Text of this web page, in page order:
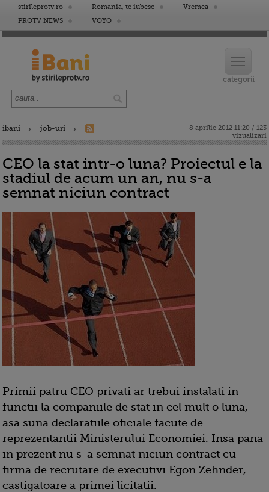
stirileprotv.ro Romania, te iubesc
Vremea
PROTV NEWS
VOYO
ibani job-uri
8 aprilie 2012 11:20 / 123
vizualizari
CEO la stat intr-o luna? Proiectul e la
stadiul de acum un an, nu s-a
semnat niciun contract
Primii patru CEO privati ar trebui instalati in
functii la companiile de stat in cel mult o luna,
asa suna declaratiile oficiale facute de
reprezentantii Ministerului Economiei. Insa pana
in prezent nu s-a semnat niciun contract cu
firma de recrutare de executivi Egon Zehnder,
castigatoare a primei licitatii.